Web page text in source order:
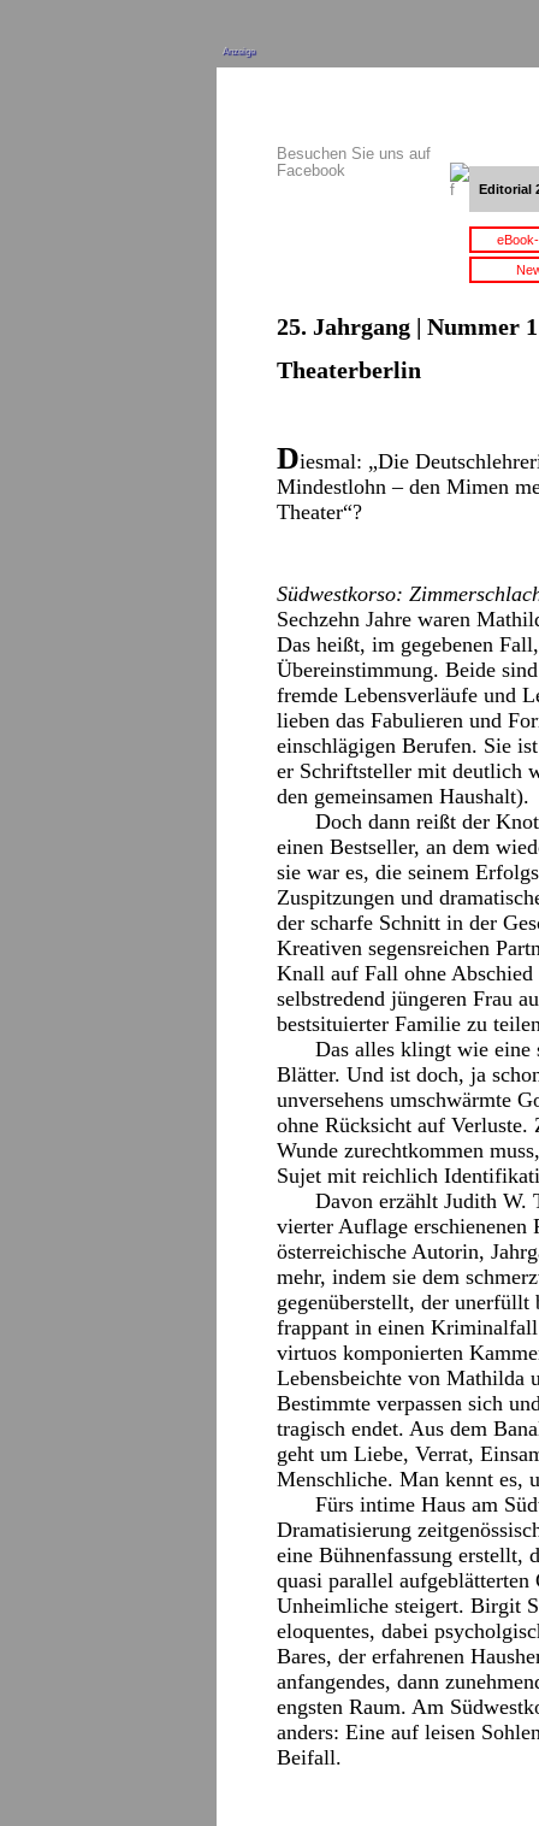
Anzeige
Besuchen Sie uns auf
Facebook
Editorial
25. Jahrgang | Nummer
Theaterberlin
Diesmal: „Die
Mindestlohn – den Mimen
Theater“?
Südwestkorso:
Sechzehn Jahre waren
Das heißt, im gegebenen
Übereinstimmung. Beide
fremde Lebensverläufe und
lieben das Fabulieren und
einschlägigen Berufen. Sie
er Schriftsteller mit deutlich
den gemeinsamen Haushalt).
Doch dann reißt der
einen Bestseller, an dem
sie war es, die seinem
Zuspitzungen und
der scharfe Schnitt in der
Kreativen segensreichen
Knall auf Fall ohne
selbstredend jüngeren Frau
bestsituierter Familie zu
Das alles klingt wie eine
Blätter. Und ist doch, ja
unversehens umschwärmte
ohne Rücksicht auf
Wunde zurechtkommen
Sujet mit reichlich
Davon erzählt Judith W.
vierter Auflage erschienenen
österreichische Autorin,
mehr, indem sie dem
gegenüberstellt, der
frappant in einen
virtuos komponierten
Lebensbeichte von Mathilda
Bestimmte verpassen sich
tragisch endet. Aus dem
geht um Liebe, Verrat,
Menschliche. Man kennt es,
Fürs intime Haus am
Dramatisierung
eine Bühnenfassung erstellt,
quasi parallel aufgeblätterten
Unheimliche steigert. Birgit
eloquentes, dabei
Bares, der erfahrenen
anfangendes, dann
engsten Raum. Am
anders: Eine auf leisen
Beifall.